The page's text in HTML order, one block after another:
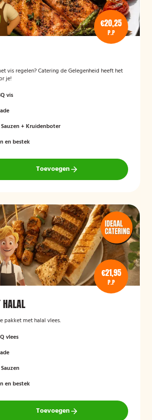
€20,25
P.P
vis regelen? Catering de Gelegenheid heeft het
je!
vis
+ Kruidenboter
en bestek
Toevoegen
€21,95
P.P
HALAL
pakket met halal vlees.
vlees
en bestek
Toevoegen